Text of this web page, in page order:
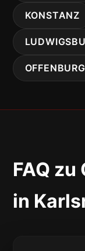
KONSTANZ
OFFENBURG
FAQ
in